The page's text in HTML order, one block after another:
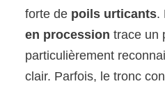
forte de poils urticants.
en procession trace un
particulièrement
clair. Parfois, le tronc